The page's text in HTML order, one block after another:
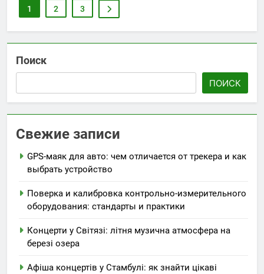
1 2 3
Поиск
ПОИСК
Свежие записи
GPS-маяк для авто: чем отличается от трекера и как
выбрать устройство
Поверка и калибровка контрольно-измерительного
оборудования: стандарты и практики
Концерти у Світязі: літня музична атмосфера на
березі озера
Афіша концертів у Стамбулі: як знайти цікаві